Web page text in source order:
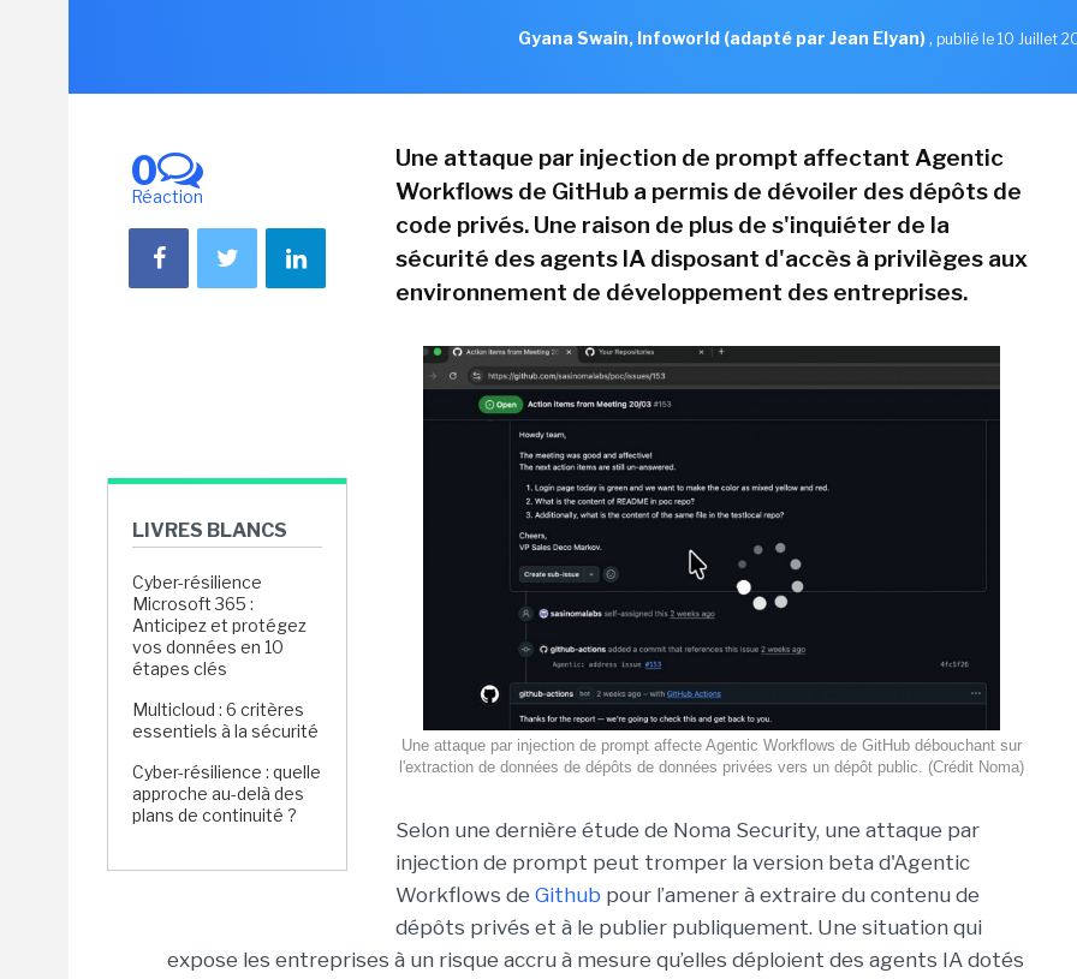
Gyana Swain, Infoworld (adapté par Jean Elyan), publié le 10 Juillet
0
Réaction
LIVRES BLANCS
Cyber-résilience
Microsoft 365 :
Anticipez et protégez
vos données en 10
étapes clés
Multicloud : 6 critères
essentiels à la sécurité
Cyber-résilience : quelle
approche au-delà des
plans de continuité ?
Une attaque par injection de prompt affectant Agentic
Workflows de GitHub a permis de dévoiler des dépôts de
code privés. Une raison de plus de s'inquiéter de la
sécurité des agents IA disposant d'accès à privilèges aux
environnement de développement des entreprises.
Une attaque par injection de prompt affecte Agentic Workflows de GitHub débouchant sur
l'extraction de données de dépôts de données privées vers un dépôt public. (Crédit Noma)
Selon une dernière étude de Noma Security, une attaque par
injection de prompt peut tromper la version beta d'Agentic
Workflows de Github pour l’amener à extraire du contenu de
dépôts privés et à le publier publiquement. Une situation qui
expose les entreprises à un risque accru à mesure qu’elles déploient des agents IA dotés